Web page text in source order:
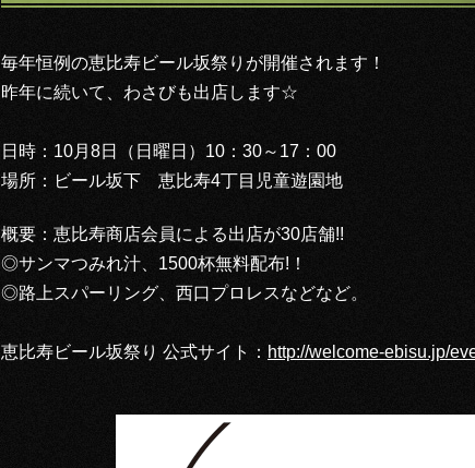
毎年恒例の恵比寿ビール坂祭りが開催されます！
昨年に続いて、わさびも出店します☆
日時：10月8日（日曜日）10：30～17：00
場所：ビール坂下 恵比寿4丁目児童遊園地
概要：恵比寿商店会員による出店が30店舗!!
◎サンマつみれ汁、1500杯無料配布!！
◎路上スパーリング、西口プロレスなどなど。
恵比寿ビール坂祭り 公式サイト： http://welcome-ebisu.jp/